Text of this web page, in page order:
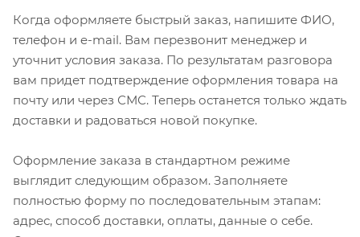
Когда оформляете быстрый заказ, напишите ФИО,
телефон и e-mail. Вам перезвонит менеджер и
уточнит условия заказа. По результатам разговора
вам придет подтверждение оформления товара на
почту или через СМС. Теперь останется только ждать
доставки и радоваться новой покупке.
Оформление заказа в стандартном режиме
выглядит следующим образом. Заполняете
полностью форму по последовательным этапам:
адрес, способ доставки, оплаты, данные о себе.